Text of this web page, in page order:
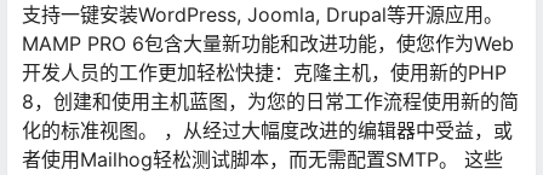
支持一键安装WordPress, Joomla, Drupal等开源应用。
MAMP PRO 6包含大量新功能和改进功能，使您作为Web
开发人员的工作更加轻松快捷：克隆主机，使用新的PHP
8，创建和使用主机蓝图，为您的日常工作流程使用新的简
化的标准视图。 ，从经过大幅度改进的编辑器中受益，或
者使用Mailhog轻松测试脚本，而无需配置SMTP。 这些